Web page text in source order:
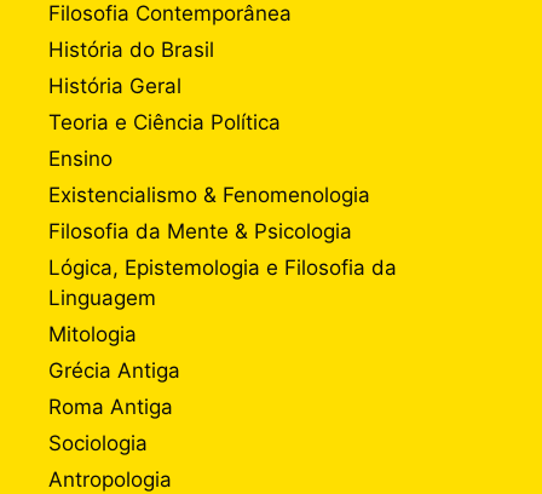
Filosofia Contemporânea
História do Brasil
História Geral
Teoria e Ciência Política
Ensino
Existencialismo & Fenomenologia
Filosofia da Mente & Psicologia
Lógica, Epistemologia e Filosofia da
Linguagem
Mitologia
Grécia Antiga
Roma Antiga
Sociologia
Antropologia